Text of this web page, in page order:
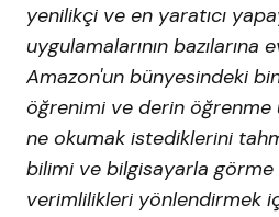
yenilikçi ve en yaratıcı
uygulamalarının bazılarına
Amazon'un bünyesindeki
öğrenimi ve derin öğrenme
ne okumak istediklerini
bilimi ve bilgisayarla
verimlilikleri yönlendirmek